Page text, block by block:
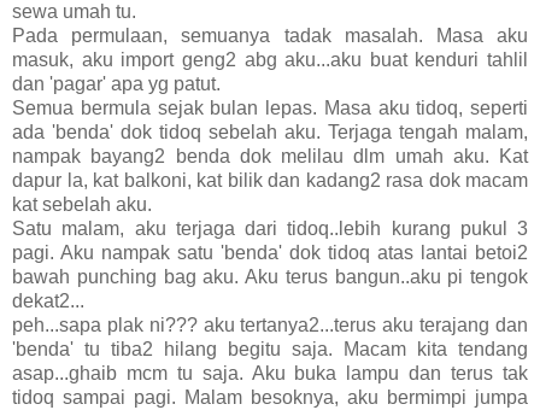
sewa umah tu.
Pada permulaan, semuanya tadak masalah. Masa aku
masuk, aku import geng2 abg aku...aku buat kenduri tahlil
dan 'pagar' apa yg patut.
Semua bermula sejak bulan lepas. Masa aku tidoq, seperti
ada 'benda' dok tidoq sebelah aku. Terjaga tengah malam,
nampak bayang2 benda dok melilau dlm umah aku. Kat
dapur la, kat balkoni, kat bilik dan kadang2 rasa dok macam
kat sebelah aku.
Satu malam, aku terjaga dari tidoq..lebih kurang pukul 3
pagi. Aku nampak satu 'benda' dok tidoq atas lantai betoi2
bawah punching bag aku. Aku terus bangun..aku pi tengok
dekat2...
peh...sapa plak ni??? aku tertanya2...terus aku terajang dan
'benda' tu tiba2 hilang begitu saja. Macam kita tendang
asap...ghaib mcm tu saja. Aku buka lampu dan terus tak
tidoq sampai pagi. Malam besoknya, aku bermimpi jumpa